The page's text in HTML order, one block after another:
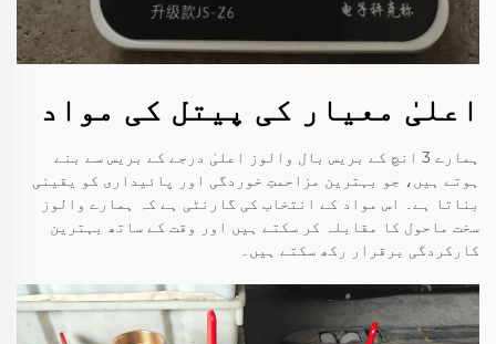
اعلیٰ معیار کی پیتل کی مواد
ہمارے 3 انچ کے بریس بال والوز اعلیٰ درجے کے بریس سے بنے
ہوتے ہیں، جو بہترین مزاحمتِ خوردگی اور پائیداری کو یقینی
بناتا ہے۔ اس مواد کے انتخاب کی گارنٹی ہے کہ ہمارے والوز
سخت ماحول کا مقابلہ کر سکتے ہیں اور وقت کے ساتھ بہترین
کارکردگی برقرار رکھ سکتے ہیں۔